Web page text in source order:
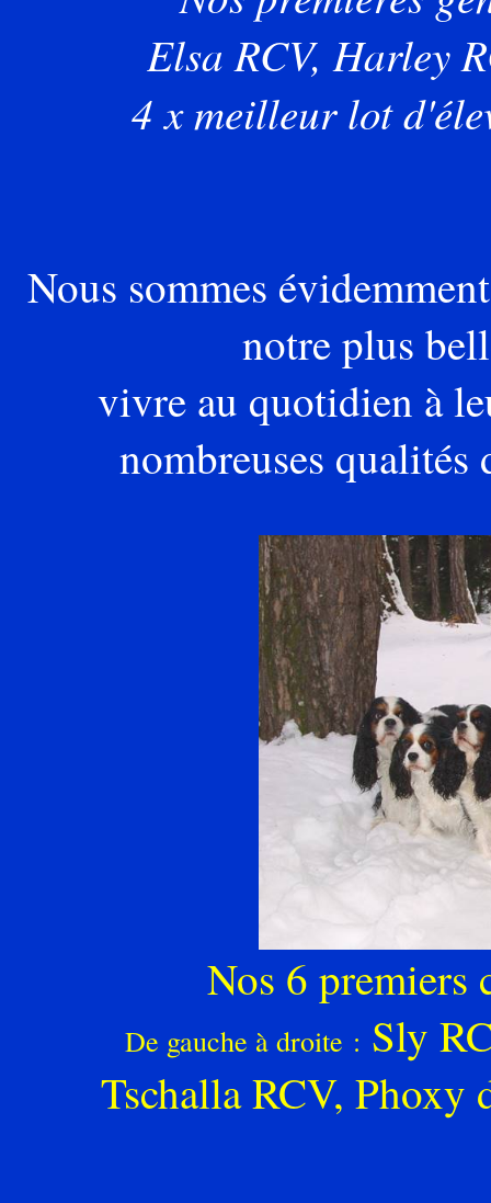
Elsa RCV, Harley
4 x meilleur lot
Nous sommes
notre plus
vivre au quotidien à
nombreuses
Nos 6 premiers
De gauche à droite : Sly
TschallaRCV, Phoxy